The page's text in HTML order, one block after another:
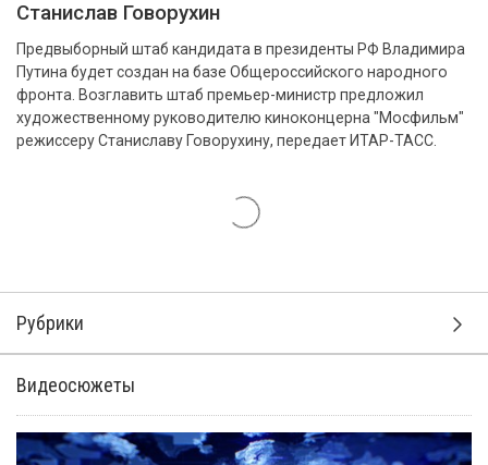
Cтанислав Говорухин
Предвыборный штаб кандидата в президенты РФ Владимира
Путина будет создан на базе Общероссийского народного
фронта. Возглавить штаб премьер-министр предложил
художественному руководителю киноконцерна "Мосфильм"
режиссеру Станиславу Говорухину, передает ИТАР-ТАСС.
Рубрики
Видеосюжеты